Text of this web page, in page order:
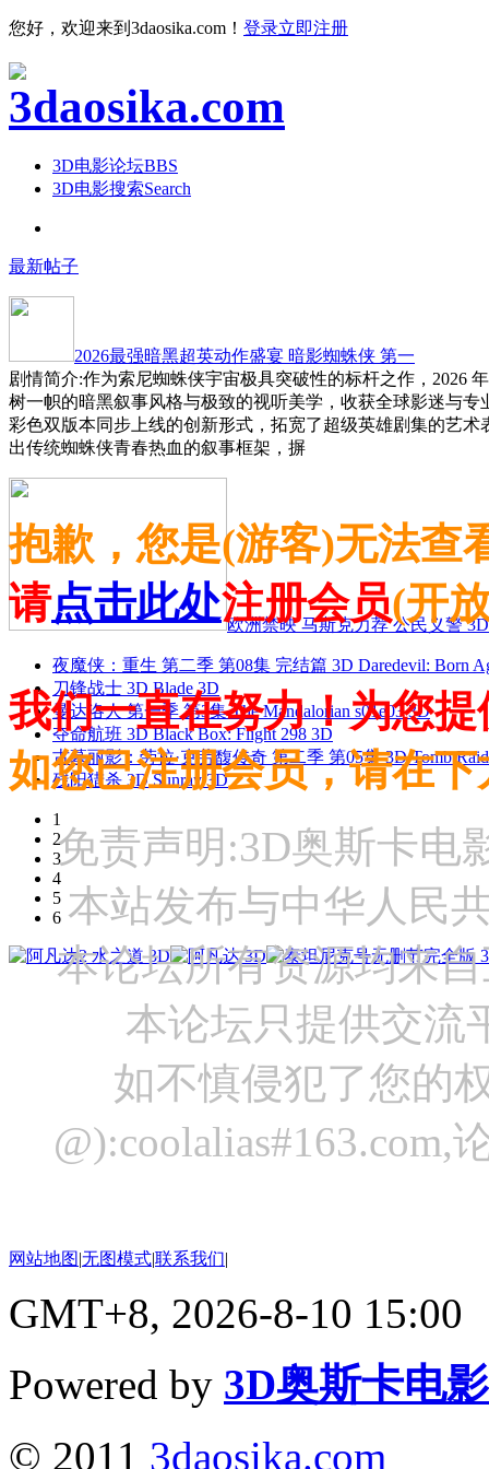
您好，欢迎来到3daosika.com！ 登录立即注册
3D电影论坛BBS
3D电影搜索Search
最新帖子
2026最强暗黑超英动作盛宴 暗影蜘蛛侠 第一
剧情简介:作为索尼蜘蛛侠宇宙极具突破性的标杆之作，2026
树一帜的暗黑叙事风格与极致的视听美学，收获全球影迷与
彩色双版本同步上线的创新形式，拓宽了超级英雄剧集的艺
出传统蜘蛛侠青春热血的叙事框架，摒
欧洲禁映 马斯克力荐 公民义警 3D
夜魔侠：重生 第二季 第08集 完结篇 3D Daredevil: Born
刀锋战士 3D Blade 3D
曼达洛人 第一季 第3集 The Mandalorian s01e03 3D
夺命航班 3D Black Box: Flight 298 3D
古墓丽影：劳拉·克劳馥传奇 第二季 第05集 3D Tomb
残阳猎杀 3D Sunray 3D
1
2
3
4
5
6
抱歉，您是(游客)无法查
请点击此处注册会员(开
我们一直在努力！为您
如您已注册会员，请在
免责声明:3D奥斯卡电
本站发布与中华人民
本论坛所有资源均来
本论坛只提供交流
如不慎侵犯了您的
网站地图|无图模式|联系我们|
GMT+8, 2026-8-10 15:00
Powered by 3D奥斯卡电
© 2011 3daosika.com